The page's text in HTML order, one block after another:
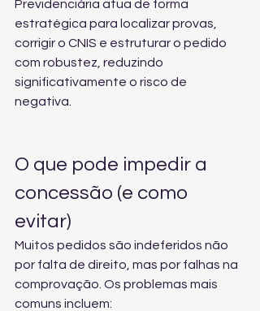
Previdenciária atua de forma
estratégica para localizar provas,
corrigir o CNIS e estruturar o pedido
com robustez, reduzindo
significativamente o risco de
negativa.
O que pode impedir a
concessão (e como
evitar)
Muitos pedidos são indeferidos não
por falta de direito, mas por falhas na
comprovação. Os problemas mais
comuns incluem: